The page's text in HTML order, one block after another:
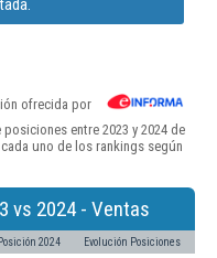
ofrecida por
entre 2023 y 2024 de
uno de los rankings según
vs 2024 - Ventas
Posición 2024 Evolución Posiciones